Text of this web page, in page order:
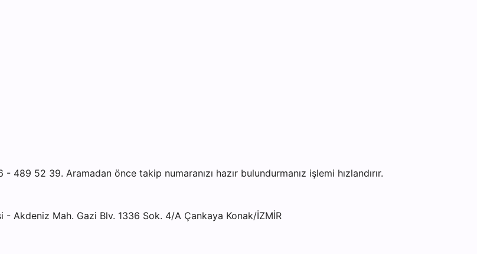
52 39. Aramadan önce takip numaranızı hazır bulundurmanız işlemi hızlandırır.
- Akdeniz Mah. Gazi Blv. 1336 Sok. 4/A Çankaya Konak/İZMİR